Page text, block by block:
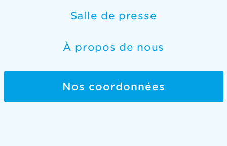
Salle de presse
À propos de nous
Nos coordonnées